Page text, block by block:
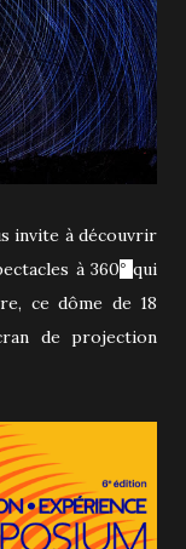
invite à découvrir
à 360°qui
ce dôme de 18
de projection